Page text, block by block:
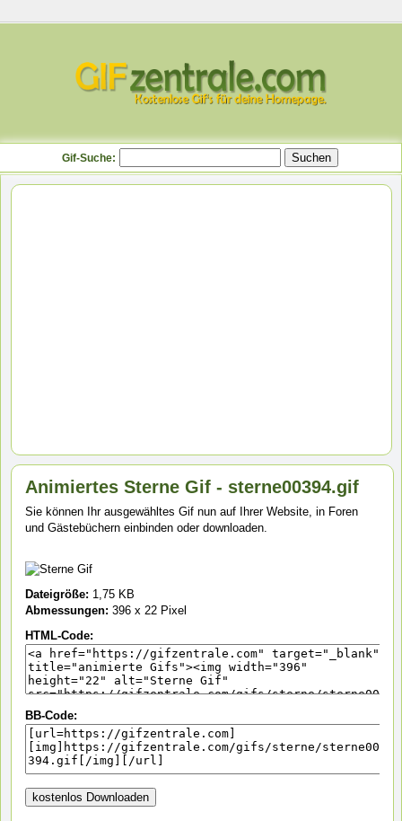
Gif-Suche:
Animiertes Sterne Gif - sterne00394.gif
Sie können Ihr ausgewähltes Gif nun auf Ihrer Website, in Foren
und Gästebüchern einbinden oder downloaden.
Dateigröße: 1,75 KB
Abmessungen: 396 x 22 Pixel
HTML-Code:
BB-Code: